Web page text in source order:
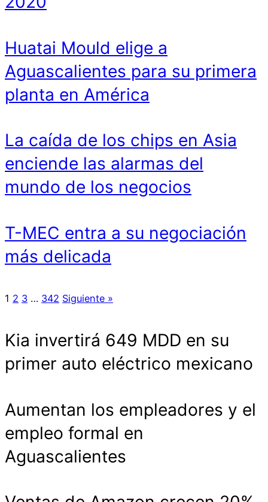
Huatai Mould elige a
Aguascalientes para su primera
planta en América
La caída de los chips en Asia
enciende las alarmas del
mundo de los negocios
T-MEC entra a su negociación
más delicada
1 2 3 … 342 Siguiente »
Kia invertirá 649 MDD en su
primer auto eléctrico mexicano
Aumentan los empleadores y el
empleo formal en
Aguascalientes